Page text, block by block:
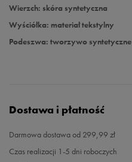
Wierzch: skóra syntetyczna
Wyściółka: materiał tekstylny
Podeszwa: tworzywo syntetyczne
Dostawa i płatność
Darmowa dostawa od 299,99 zł
Czas realizacji 1-5 dni roboczych